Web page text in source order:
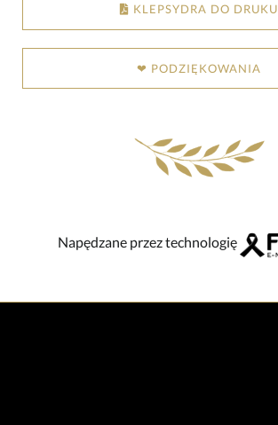
KLEPSYDRA DO DRUKU
❤ PODZIĘKOWANIA
Napędzane przez technologię